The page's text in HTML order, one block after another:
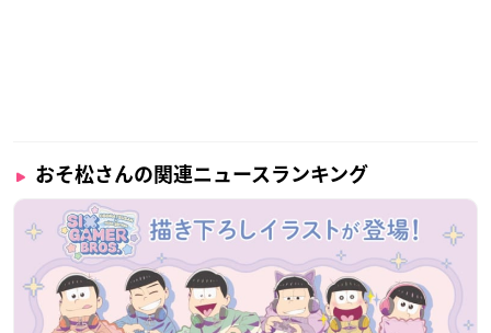
おそ松さんの関連ニュースランキング